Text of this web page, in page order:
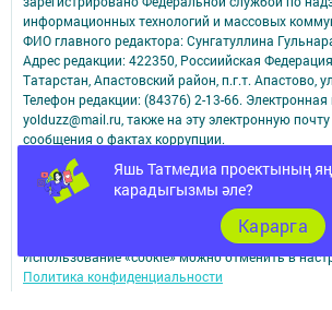
Яшь Татмедиа проектының
карадыгызмы әле?
Карарга
информационных технологий и массовых
ФИО главного редактора: Сунгатуллина
Адрес редакции: 422350, Россиийская
Татарстан, Апастовский район, п.г.т. Апастово,
Телефон редакции: (84376) 2-13-66.
yolduzz@mail.ru, также на эту электронную
сообщения о фактах коррупции.
Учредитель СМИ: АО «ТАТМЕДИА»
Антикоррупционная политика
АО «ТАТМЕДИА» использует «cookie»
для
удобства пользователей сайтом.
Использование «cookie» можно отменить в
Политика конфиденциальности